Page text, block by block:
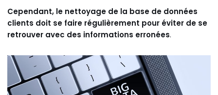
Cependant, le nettoyage de la base de données
clients doit se faire régulièrement pour éviter de se
retrouver avec des informations erronées.